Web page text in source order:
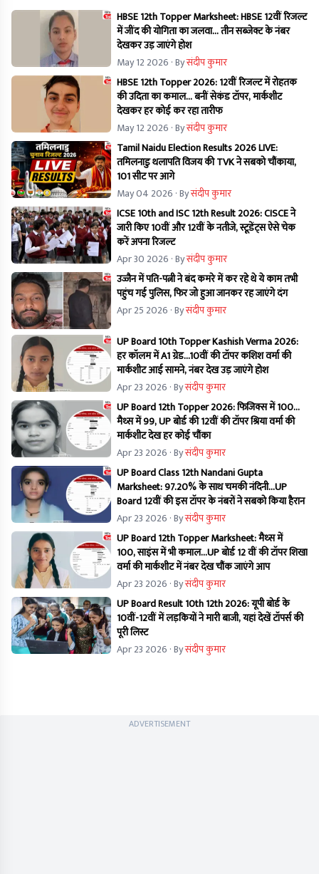
HBSE 12th Topper Marksheet: HBSE 12वीं रिजल्ट
में जींद की योगिता का जलवा… तीन सब्जेक्ट के नंबर
देखकर उड़ जाएंगे होश
May 12 2026 · Byसंदीप कुमार
HBSE 12th Topper 2026: 12वीं रिजल्ट में रोहतक
की उदिता का कमाल… बनीं सेकंड टॉपर, मार्कशीट
देखकर हर कोई कर रहा तारीफ
May 12 2026 · Byसंदीप कुमार
Tamil Naidu Election Results 2026 LIVE:
तमिलनाडु थलापति विजय की TVK ने सबको चौंकाया,
101 सीट पर आगे
May 04 2026 · Byसंदीप कुमार
ICSE 10th and ISC 12th Result 2026: CISCE ने
जारी किए 10वीं और 12वीं के नतीजे, स्टूडेंट्स ऐसे चेक
करें अपना रिजल्ट
Apr 30 2026 · Byसंदीप कुमार
उज्जैन में पति-पत्नी ने बंद कमरे में कर रहे थे ये काम तभी
पहुंच गई पुलिस, फिर जो हुआ जानकर रह जाएंगे दंग
Apr 25 2026 · Byसंदीप कुमार
UP Board 10th Topper Kashish Verma 2026:
हर कॉलम में A1 ग्रेड…10वीं की टॉपर कशिश वर्मा की
मार्कशीट आई सामने, नंबर देख उड़ जाएंगे होश
Apr 23 2026 · Byसंदीप कुमार
UP Board 12th Topper 2026: फिजिक्स में 100…
मैथ्स में 99, UP बोर्ड की 12वीं की टॉपर श्रिया वर्मा की
मार्कशीट देख हर कोई चौंका
Apr 23 2026 · Byसंदीप कुमार
UP Board Class 12th Nandani Gupta
Marksheet: 97.20% के साथ चमकी नंदिनी…UP
Board 12वीं की इस टॉपर के नंबरों ने सबको किया हैरान
Apr 23 2026 · Byसंदीप कुमार
UP Board 12th Topper Marksheet: मैथ्स में
100, साइंस में भी कमाल…UP बोर्ड 12 वीं की टॉपर शिखा
वर्मा की मार्कशीट में नंबर देख चौंक जाएंगे आप
Apr 23 2026 · Byसंदीप कुमार
UP Board Result 10th 12th 2026: यूपी बोर्ड के
10वीं-12वीं में लड़कियों ने मारी बाजी, यहां देखें टॉपर्स की
पूरी लिस्ट
Apr 23 2026 · Byसंदीप कुमार
ADVERTISEMENT